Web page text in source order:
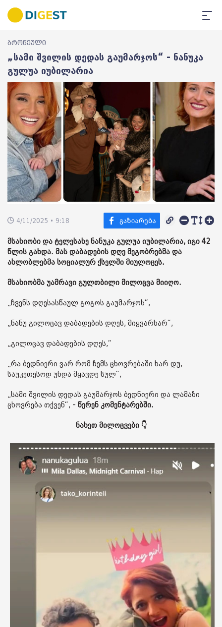
ბროწეული
„სამი შვილის დედას გაუმარჯოს“ - ნანუკა
გულუა იუბილარია
4/11/2025 • 9:18
მსახიობი და ტელესახე ნანუკა გულუა იუბილარია, იგი 42
წლის გახდა. მას დაბადების დღე მეგობრებმა და
ახლობლებმა სოციალურ ქსელში მიულოცეს.
მსახიობმა უამრავი გულთბილი მილოცვა მიიღო.
„ჩვენს დღესასწაულ გოგოს გაუმარჯოს“,
„ნანუ გილოცავ დაბადების დღეს, მიყვარხარ“,
„გილოცავ დაბადების დღეს,“
„რა ბედნიერი ვარ რომ ჩემს ცხოვრებაში ხარ დუ,
საუკეთესოდ უნდა მყავდე სულ“,
„სამი შვილის დედას გაუმარჯოს ბედნიერი და ლამაზი
ცხოვრება თქვენ“, - წერენ კომენტარებში.
ნახეთ მილოცვები 👇